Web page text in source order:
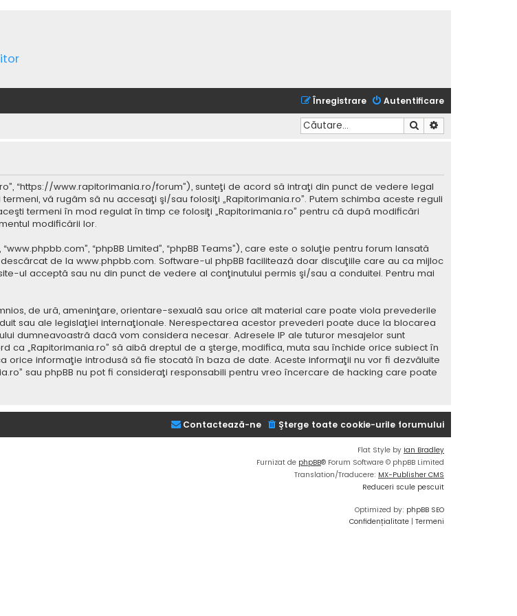
Autentificare
Înregistrare
Căutare
“https://www.rapitorimania.ro/forum”), sunteţi de acord să intraţi din punct de vedere legal
vă rugăm să nu accesaţi şi/sau folosiţi „Rapitorimania.ro”. Putem schimba aceste reguli
termeni în mod regulat în timp ce folosiţi „Rapitorimania.ro” pentru că după modificări
modificării lor.
“phpBB Limited”, “phpBB Teams”), care este o soluţie pentru forum lansată
descărcat de la www.phpbb.com. Software-ul phpBB facilitează doar discuţiile care au ca mijloc
ul acceptă sau nu din punct de vedere al conţinutului permis şi/sau a conduitei. Pentru mai
de ură, ameninţare, orientare-sexuală sau orice alt material care poate viola prevederile
sau ale legislaţiei internaţionale. Nerespectarea acestor prevederi poate duce la blocarea
dumneavoastră dacă vom considera necesar. Adresele IP ale tuturor mesajelor sunt
„Rapitorimania.ro” să aibă dreptul de a şterge, modifica, muta sau închide orice subiect în
informaţie introdusă să fie stocată în baza de date. Aceste informaţii nu vor fi dezvăluite
sau phpBB nu pot fi consideraţi responsabili pentru vreo încercare de hacking care poate
Şterge toate cookie-urile forumului
Contactează-ne
Flat Style by Ian Bradley
Furnizat de phpBB® Forum Software © phpBB Limited
Translation/Traducere: MX-Publisher CMS
Reduceri scule pescuit
Optimized by: phpBB SEO
Confidențialitate | Termeni